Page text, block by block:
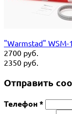
"Warmstad"
2700 руб.
2350 руб.
Отправить
Телефон *